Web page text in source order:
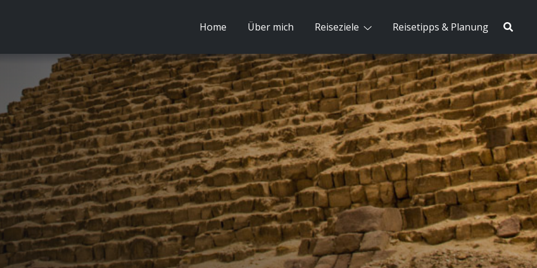
Home Über mich Reiseziele Reisetipps & Planung